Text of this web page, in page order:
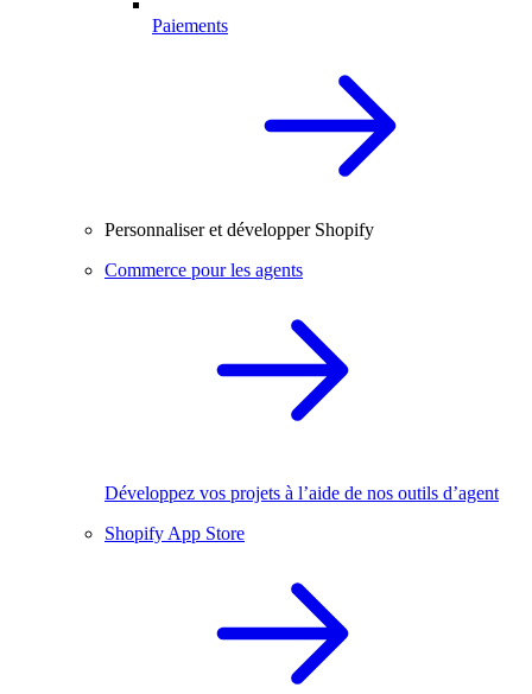
Paiements
Personnaliser et développer Shopify
Commerce pour les agents
Développez vos projets à l’aide de nos outils d’agent
Shopify App Store